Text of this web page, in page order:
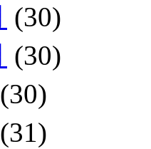
(30)
(30)
(30)
(31)